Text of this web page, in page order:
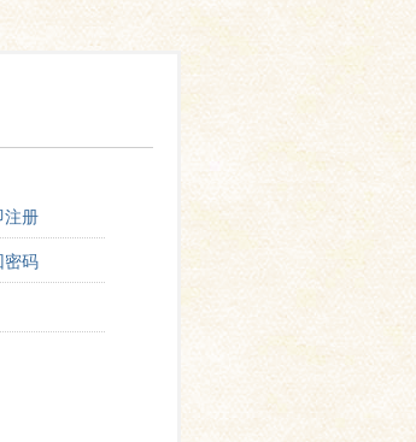
注册
密码